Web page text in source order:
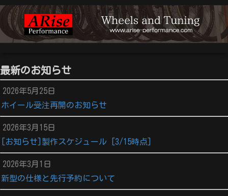
最新のお知らせ
2026年5月25日
ホイール受注再開のお知らせ
2026年3月15日
[お知らせ]製作スケジュール [3/15時点]
2026年3月1日
新型の仕様と先行予約について